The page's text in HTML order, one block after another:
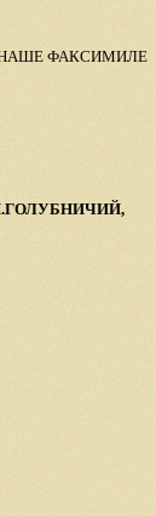
ФАКСИМИЛЕ